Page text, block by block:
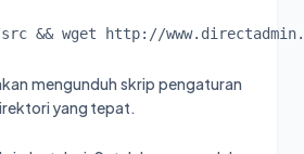
&& wget http://
mengunduh skrip pengaturan
yang tepat.